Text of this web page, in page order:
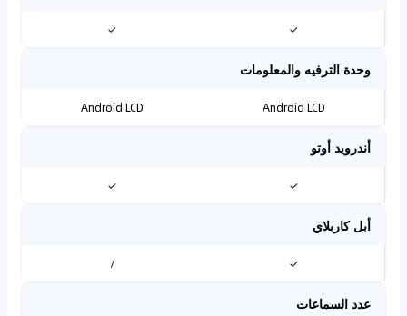
✓
✓
وحدة الترفيه والمعلومات
Android LCD
Android LCD
أندرويد أوتو
✓
✓
أبل كاربلاي
✓
/
عدد السماعات